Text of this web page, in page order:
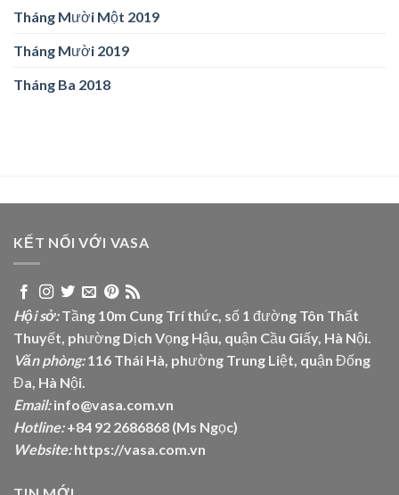
Tháng Mười Một 2019
Tháng Mười 2019
Tháng Ba 2018
KẾT NỐI VỚI VASA
Hội sở:Tầng 10m Cung Trí thức, số 1 đường Tôn Thất
Thuyết, phường Dịch Vọng Hậu, quận Cầu Giấy, Hà Nội.
Văn phòng:116 Thái Hà, phường Trung Liệt, quận Đống
Đa, Hà Nội.
Email:info@vasa.com.vn
Hotline:+84 92 2686868 (Ms Ngọc)
Website: https://vasa.com.vn